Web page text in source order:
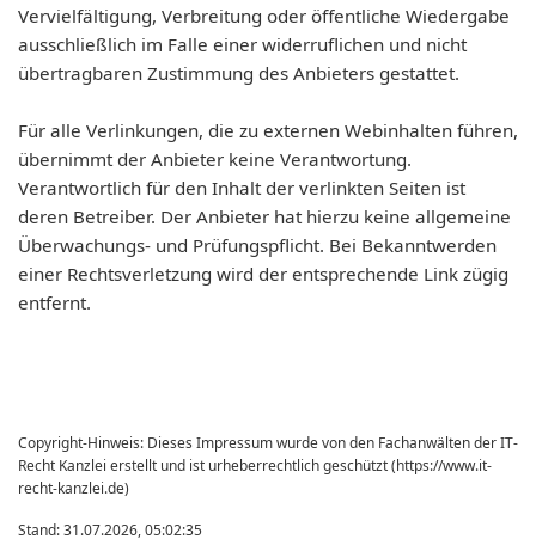
Vervielfältigung, Verbreitung oder öffentliche Wiedergabe
ausschließlich im Falle einer widerruflichen und nicht
übertragbaren Zustimmung des Anbieters gestattet.
Für alle Verlinkungen, die zu externen Webinhalten führen,
übernimmt der Anbieter keine Verantwortung.
Verantwortlich für den Inhalt der verlinkten Seiten ist
deren Betreiber. Der Anbieter hat hierzu keine allgemeine
Überwachungs- und Prüfungspflicht. Bei Bekanntwerden
einer Rechtsverletzung wird der entsprechende Link zügig
entfernt.
Copyright-Hinweis: Dieses Impressum wurde von den Fachanwälten der IT-
Recht Kanzlei erstellt und ist urheberrechtlich geschützt (https://www.it-
recht-kanzlei.de)
Stand: 31.07.2026, 05:02:35